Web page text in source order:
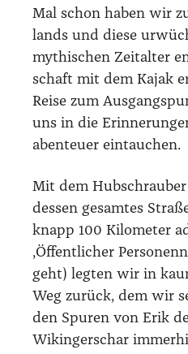
Mal schon haben wir
lands und die­se
mythi­schen Zeit­al­ter
schaft mit dem Kajak
Rei­se zum
uns in die
aben­teu­er ein­tau­chen.
Mit dem
des­sen gesam­tes
knapp 100 Kilo­me­ter
‚Öffent­li­cher
geht) leg­ten wir in
Weg zurück, dem wir
den Spu­ren von Erik
Wikin­ger­schar